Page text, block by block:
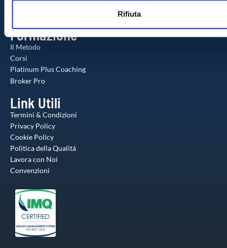
web, pubblicità e social media, i quali potrebbero combinarle
altre informazioni che ha fornito loro o che hanno raccolto
utilizzo dei loro servizi.
Rifiuta
Check-up Gratuito
Formazione
Il Metodo
Corsi
Platinum Plus Coaching
Broker Pro
Link Utili
Termini & Condizioni
Privacy Policy
Cookie Policy
Politica della Qualitá
Lavora con Noi
Convenzioni